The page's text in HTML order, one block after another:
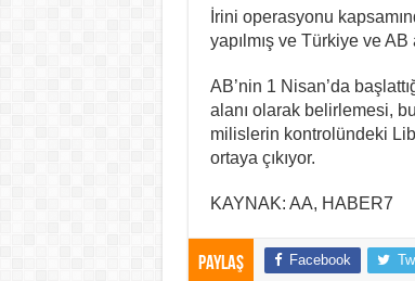
İrini operasyonu
yapılmış ve Türkiye ve
AB’nin 1 Nisan’da
alanı olarak belirlemesi,
milislerin kontrolündeki
ortaya çıkıyor.
KAYNAK: AA, HABER7
Paylaş Facebook